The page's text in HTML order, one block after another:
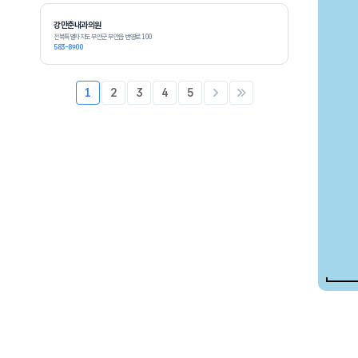
강만춘내과의원
전북특별자치도 부안군 부안읍 번영로 100
583-8900
1 2 3 4 5